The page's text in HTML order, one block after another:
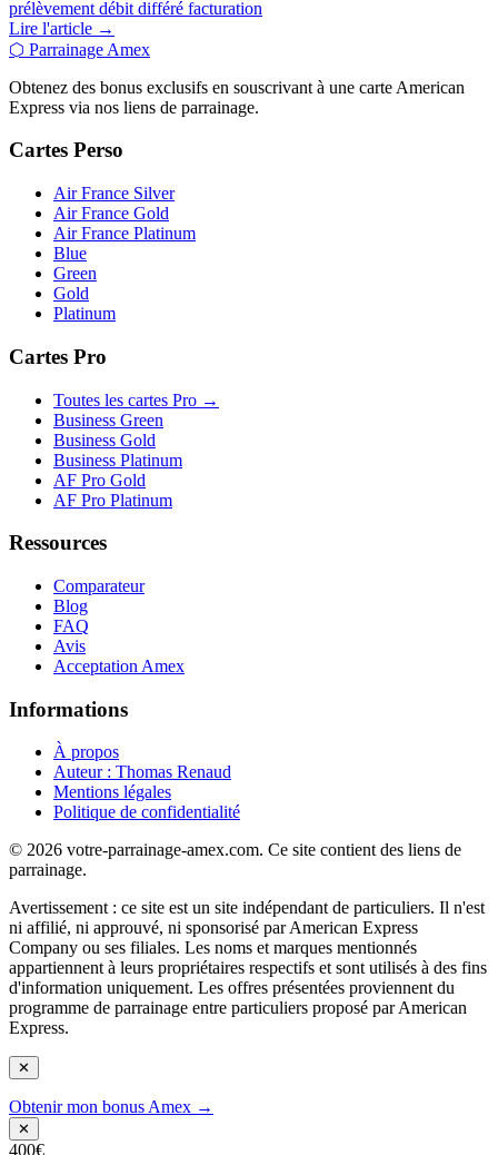
prélèvement débit différé facturation
Lire l'article →
⬡ Parrainage Amex
Obtenez des bonus exclusifs en souscrivant à une carte American
Express via nos liens de parrainage.
Cartes Perso
Air France Silver
Air France Gold
Air France Platinum
Blue
Green
Gold
Platinum
Cartes Pro
Toutes les cartes Pro →
Business Green
Business Gold
Business Platinum
AF Pro Gold
AF Pro Platinum
Ressources
Comparateur
Blog
FAQ
Avis
Acceptation Amex
Informations
À propos
Auteur : Thomas Renaud
Mentions légales
Politique de confidentialité
© 2026 votre-parrainage-amex.com. Ce site contient des liens de
parrainage.
Avertissement : ce site est un site indépendant de particuliers. Il n'est
ni affilié, ni approuvé, ni sponsorisé par American Express
Company ou ses filiales. Les noms et marques mentionnés
appartiennent à leurs propriétaires respectifs et sont utilisés à des fins
d'information uniquement. Les offres présentées proviennent du
programme de parrainage entre particuliers proposé par American
Express.
✕
Obtenir mon bonus Amex →
✕
400€